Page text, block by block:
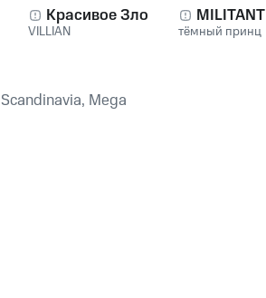
Красивое Зло
VILLIAN тёмный принц
Mega